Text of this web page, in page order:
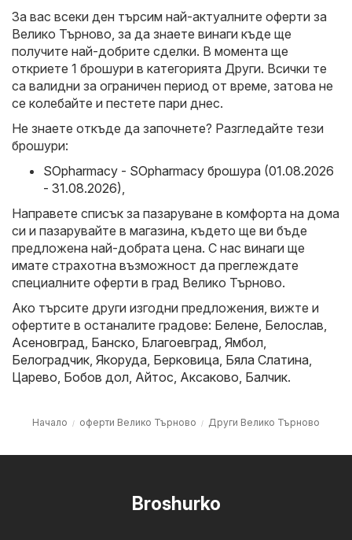
За вас всеки ден търсим най-актуалните оферти за
Велико Търново, за да знаете винаги къде ще
получите най-добрите сделки. В момента ще
откриете 1 брошури в категорията Други. Всички те
са валидни за ограничен период от време, затова не
се колебайте и пестете пари днес.
Не знаете откъде да започнете? Разгледайте тези
брошури:
SOpharmacy - SOpharmacy брошура (01.08.2026
- 31.08.2026)
Направете списък за пазаруване в комфорта на дома
си и пазарувайте в магазина, където ще ви бъде
предложена най-добрата цена. С нас винаги ще
имате страхотна възможност да преглеждате
специалните оферти в град Велико Търново.
Ако търсите други изгодни предложения, вижте и
офертите в останалите градове: Белене Белослав
Асеновград Банско Благоевград Ямбол
Белоградчик Якоруда Берковица Бяла Слатина
Царево Бобов дол Айтос Аксаково Балчик.
Начало оферти Велико Търново Други Велико Търново
Broshurko